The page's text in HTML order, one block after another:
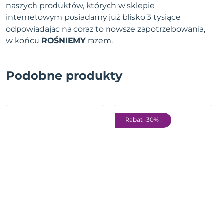
naszych produktów, których w sklepie
internetowym posiadamy już blisko 3 tysiące
odpowiadając na coraz to nowsze zapotrzebowania,
w końcu ROŚNIEMY razem.
Podobne produkty
Rabat -30% !